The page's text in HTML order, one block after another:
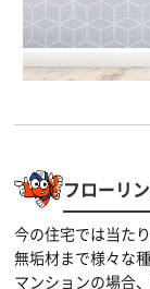
フローリ
今の住宅では当た
無垢材まで様々な
マンションの場合